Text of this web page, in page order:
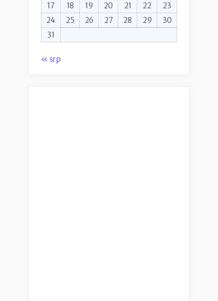
17
18 19 20 21 22
23
24
25 26 27 28 29
30
31
« srp